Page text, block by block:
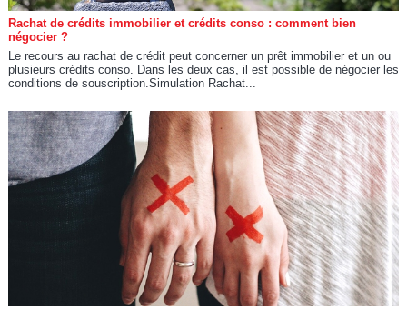
Rachat de crédits immobilier et crédits conso : comment bien
négocier ?
Le recours au rachat de crédit peut concerner un prêt immobilier et un ou
plusieurs crédits conso. Dans les deux cas, il est possible de négocier les
conditions de souscription.Simulation Rachat...